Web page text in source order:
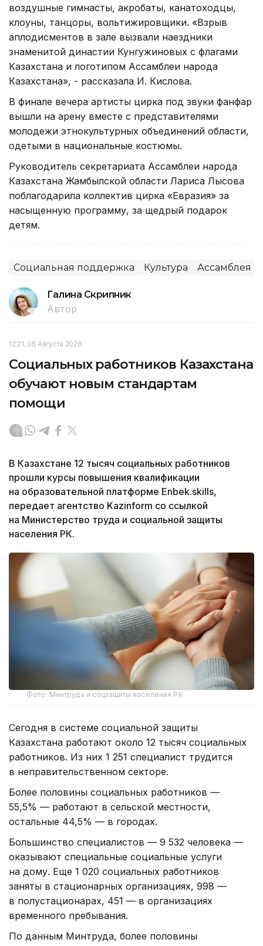
воздушные гимнасты, акробаты, канатоходцы,
клоуны, танцоры, вольтижировщики. «Взрыв
аплодисментов в зале вызвали наездники
знаменитой династии Кунгужиновых с флагами
Казахстана и логотипом Ассамблеи народа
Казахстана», - рассказала И. Кислова.
В финале вечера артисты цирка под звуки фанфар
вышли на арену вместе с представителями
молодежи этнокультурных объединений области,
одетыми в национальные костюмы.
Руководитель секретариата Ассамблеи народа
Казахстана Жамбылской области Лариса Лысова
поблагодарила коллектив цирка «Евразия» за
насыщенную программу, за щедрый подарок
детям.
Социальная поддержка Культура Ассамблея
Галина Скрипник
Автор
12:21, 06 Августа 2026
Социальных работников Казахстана
обучают новым стандартам
помощи
В Казахстане 12 тысяч социальных работников
прошли курсы повышения квалификации
на образовательной платформе Enbek.skills,
передает агентство Kazinform со ссылкой
на Министерство труда и социальной защиты
населения РК.
Фото: Минтруда и соцзащиты населения РК
Сегодня в системе социальной защиты
Казахстана работают около 12 тысяч социальных
работников. Из них 1 251 специалист трудится
в неправительственном секторе.
Более половины социальных работников —
55,5% — работают в сельской местности,
остальные 44,5% — в городах.
Большинство специалистов — 9 532 человека —
оказывают специальные социальные услуги
на дому. Еще 1 020 социальных работников
заняты в стационарных организациях, 998 —
в полустационарах, 451 — в организациях
временного пребывания.
По данным Минтруда, более половины